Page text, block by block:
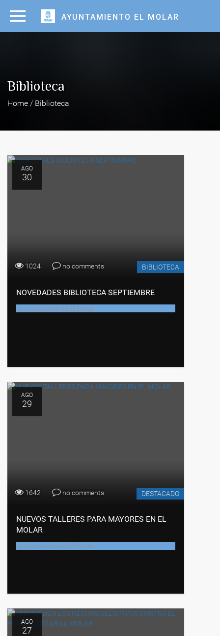
AYUNTAMIENTO EL MOLAR
Biblioteca
Home / Biblioteca
AGO
30
1024 no comments BIBLIOTECA
NOVEDADES BIBLIOTECA SEPTIEMBRE
by Ayuntamiento El Molar
AGO
29
1642 no comments DESTACADO
NUEVOS TALLERES PARA MAYORES EN EL
MOLAR
by Ayuntamiento El Molar
AGO
27